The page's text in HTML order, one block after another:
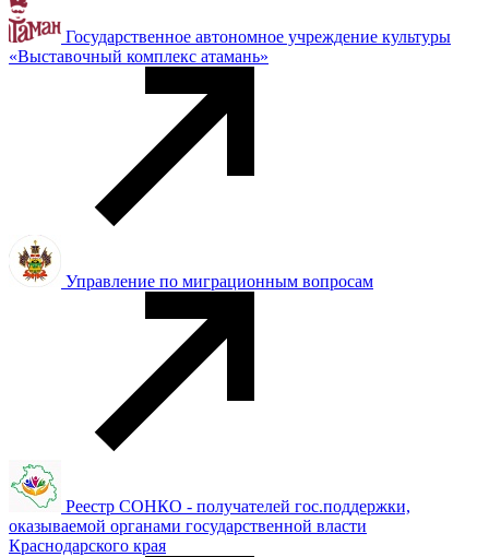
Государственное автономное учреждение культуры
«Выставочный комплекс атамань»
Управление по миграционным вопросам
Реестр СОНКО - получателей гос.поддержки,
оказываемой органами государственной власти
Краснодарского края